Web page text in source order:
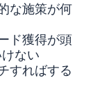
な施策が何
ド獲得が頭
ない
すればする